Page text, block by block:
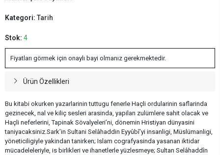
Kategori: Tarih
Stok: 4
Fiyatları görmek için onaylı bayi olmanız gerekmektedir.
Ürün Özellikleri
Bu kitabi okurken yazarlarinin tuttugu fenerle Haçli ordularinin saflarinda
gezinecek, nal ve kiliç sesleri arasinda, yapilan zulümlere sahit olacak ve
Haçli neferlerini, Tapinak Sövalyeleri’ni, dönemin Hristiyan dünyasini
taniyacaksiniz.Sark’in Sultani Selâhaddin Eyyûbî’yi insanligi, Müslümanligi,
yöneticiligiyle yakindan tanirken; Islam cografyasinda yasanan iktidar
mücadeleleriyle, is birlikleri ve ihanetlerle yüzlesmeye; Sultan Selâhaddîn